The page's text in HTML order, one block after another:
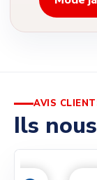
AVIS
Ils